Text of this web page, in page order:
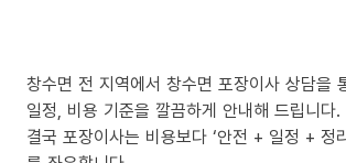
창수면 전 지역에서 창수면 포장이사 상담을
일정, 비용 기준을 깔끔하게 안내해 드립니다.
결국 포장이사는 비용보다 ‘안전 + 일정 + 정